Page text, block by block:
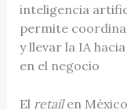
inteligencia
permite
y llevar la IA
en el negocio
El retailen